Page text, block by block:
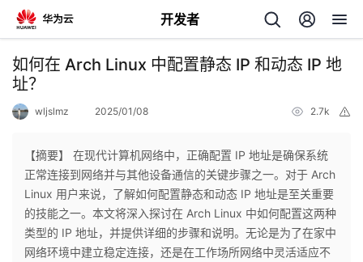
开发者
返
回
个
人
我
如何在 Arch Linux 中配置静态 IP 和动态 IP 地
址？
wljslmz 2025/01/08 2.7k
【摘要】 在现代计算机网络中，正确配置 IP 地址是确保系统
正常连接到网络并与其他设备通信的关键步骤之一。对于 Arch
Linux 用户来说，了解如何配置静态和动态 IP 地址是至关重要
的技能之一。本文将深入探讨在 Arch Linux 中如何配置这两种
类型的 IP 地址，并提供详细的步骤和说明。无论是为了在家中
网络环境中建立稳定连接，还是在工作场所网络中灵活适应不